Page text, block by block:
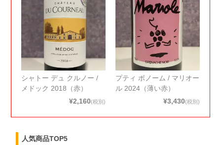
シャトー デュ クルノー /
メドック 2018（赤）
¥2,160(税別)
プティ ボノーム / マリオー
ル 2024（薄い赤）
¥3,430(税別)
人気商品TOP5